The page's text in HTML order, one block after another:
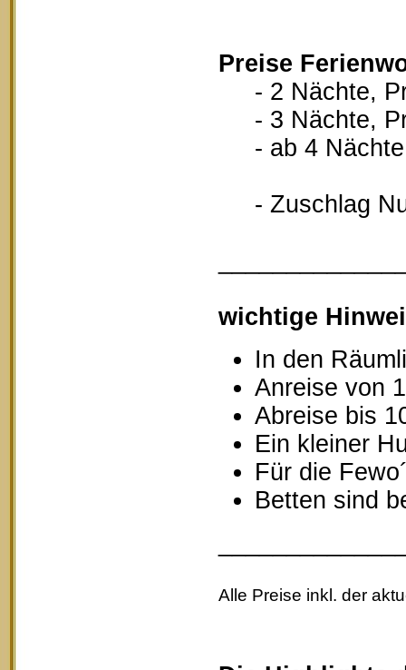
Preise
- 2 Nächte,
- 3 Nächte,
- ab 4 Nächte,
- Zuschlag
wichtige
In den
Anreise von
Abreise bis
Ein kleiner
Für die
Betten sind
Alle Preise inkl. der